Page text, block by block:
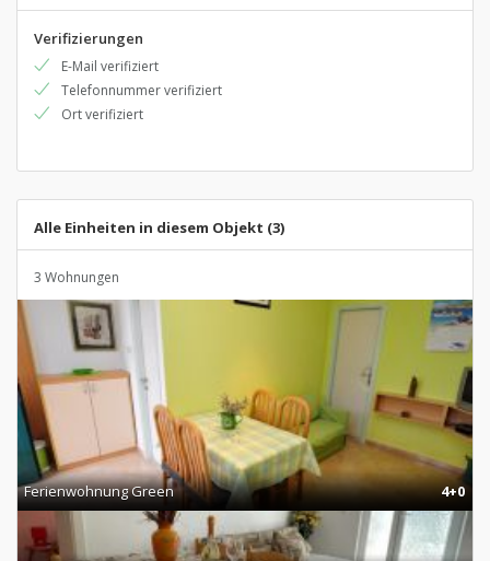
Verifizierungen
E-Mail verifiziert
Telefonnummer verifiziert
Ort verifiziert
Alle Einheiten in diesem Objekt (3)
3 Wohnungen
Ferienwohnung Green 4+0